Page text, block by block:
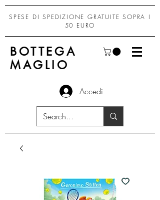
SPESE DI SPEDIZIONE GRATUITE SOPRA I
50 EURO
BOTTEGA
MAGLIO
Accedi